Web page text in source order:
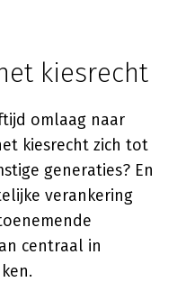
kiesrecht
omlaag naar
kiesrecht zich tot
generaties? En
verankering
centraal in